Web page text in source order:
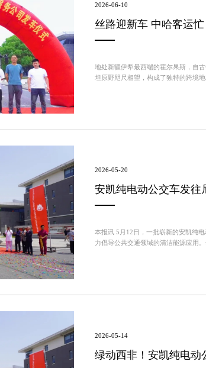
2026-06-10
丝路迎新车 中哈客运忙
地处新疆伊犁最西端的霍尔果斯，自
坦原野咫尺相望，构成了独特的跨境
2026-05-20
安凯纯电动公交车发往
本报讯 5月12日，一批崭新的安凯纯
力倡导公共交通领域的清洁能源应用
2026-05-14
绿动西非！安凯纯电动